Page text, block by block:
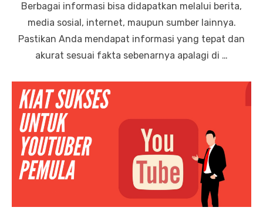
s
t
e
d
o
n
Berbagai informasi bisa didapatkan melalui berita,
media sosial, internet, maupun sumber lainnya.
Pastikan Anda mendapat informasi yang tepat dan
akurat sesuai fakta sebenarnya apalagi di …